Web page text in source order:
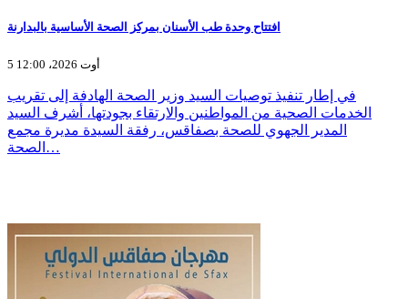
افتتاح وحدة طب الأسنان بمركز الصحة الأساسية بالبدارنة
5 أوت 2026، 12:00
في إطار تنفيذ توصيات السيد وزير الصحة الهادفة إلى تقريب
الخدمات الصحية من المواطنين والارتقاء بجودتها، أشرف السيد
المدير الجهوي للصحة بصفاقس، رفقة السيدة مديرة مجمع
الصحة…